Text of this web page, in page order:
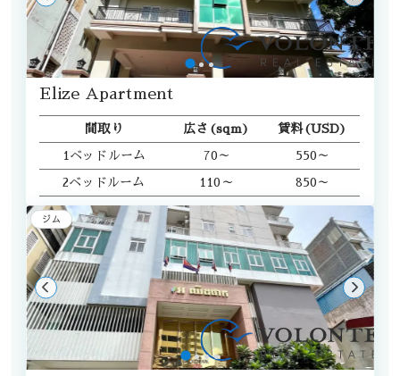
Elize Apartment
間取り 広さ(sqm) 賃料(USD)
1ベッドルーム 70～ 550～
2ベッドルーム 110～ 850～
ジム